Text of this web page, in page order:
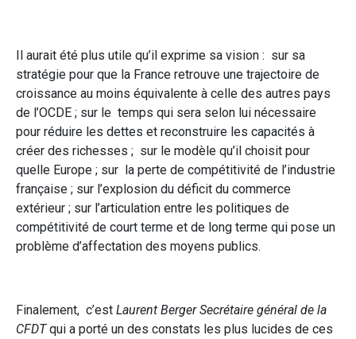
Il aurait été plus utile qu’il exprime sa vision : sur sa
stratégie pour que la France retrouve une trajectoire de
croissance au moins équivalente à celle des autres pays
de l’OCDE ; sur le temps qui sera selon lui nécessaire
pour réduire les dettes et reconstruire les capacités à
créer des richesses ; sur le modèle qu’il choisit pour
quelle Europe ; sur la perte de compétitivité de l’industrie
française ; sur l’explosion du déficit du commerce
extérieur ; sur l’articulation entre les politiques de
compétitivité de court terme et de long terme qui pose un
problème d’affectation des moyens publics.
Finalement, c’est Laurent Berger Secrétaire général de la
CFDTqui a porté un des constats les plus lucides de ces